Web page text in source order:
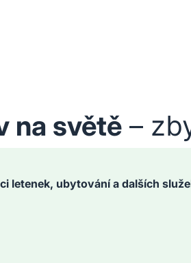
na světě –
letenek, ubytování a dalších